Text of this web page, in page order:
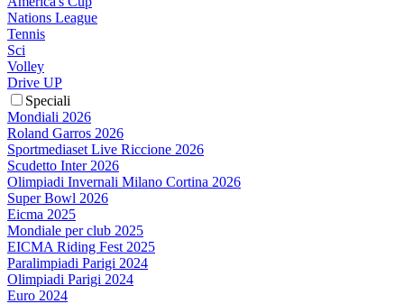
Nations League
Tennis
Sci
Volley
Drive UP
Speciali
Mondiali 2026
Roland Garros 2026
Sportmediaset Live Riccione 2026
Scudetto Inter 2026
Olimpiadi Invernali Milano Cortina 2026
Super Bowl 2026
Eicma 2025
Mondiale per club 2025
EICMA Riding Fest 2025
Paralimpiadi Parigi 2024
Olimpiadi Parigi 2024
Euro 2024